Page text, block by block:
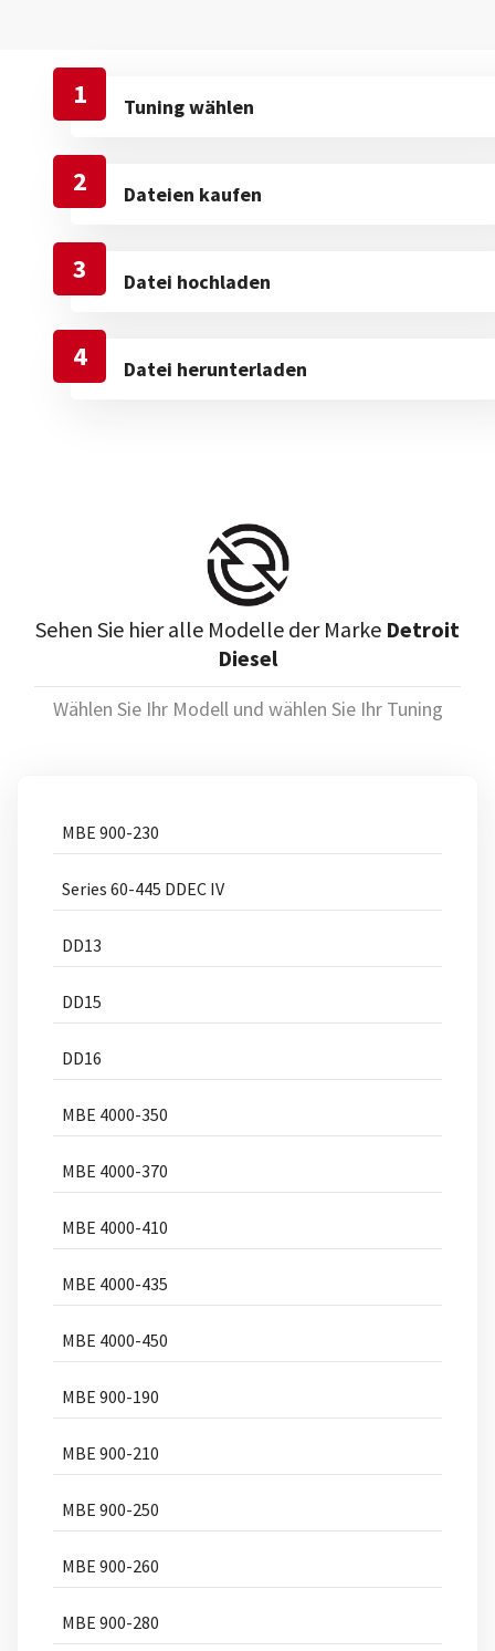
1 Tuning wählen
2 Dateien kaufen
3 Datei hochladen
4 Datei herunterladen
Sehen Sie hier alle Modelle der Marke Detroit
Diesel
Wählen Sie Ihr Modell und wählen Sie Ihr Tuning
MBE 900-230
Series 60-445 DDEC IV
DD13
DD15
DD16
MBE 4000-350
MBE 4000-370
MBE 4000-410
MBE 4000-435
MBE 4000-450
MBE 900-190
MBE 900-210
MBE 900-250
MBE 900-260
MBE 900-280